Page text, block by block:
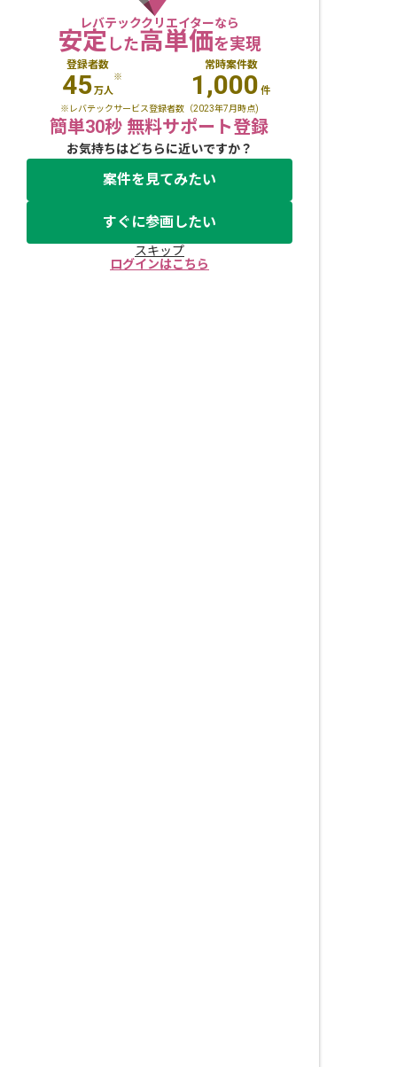
レバテッククリエイターなら
安定した高単価を実現
登録者数
45万人
※
常時案件数
1,000 件
※レバテックサービス登録者数（2023年7月時点)
簡単30秒 無料サポート登録
お気持ちはどちらに近いですか？
案件を見てみたい
すぐに参画したい
スキップ
ログインはこちら